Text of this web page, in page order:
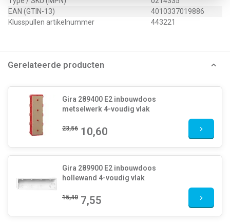
EAN (GTIN-13)
4010337019886
Klusspullen artikelnummer
443221
Gerelateerde producten
Gira 289400 E2 inbouwdoos
metselwerk 4-voudig vlak
23,56 10,60
Gira 289900 E2 inbouwdoos
hollewand 4-voudig vlak
15,40 7,55